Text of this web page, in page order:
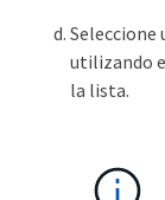
Seleccione
utilizando
la lista.